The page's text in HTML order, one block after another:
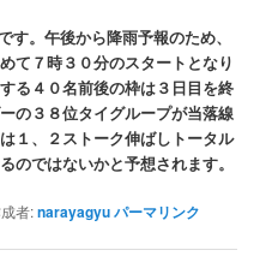
。午後から降雨予報のため、
て７時３０分のスタートとなり
る４０名前後の枠は３日目を終
の３８位タイグループが当落線
１、２ストーク伸ばしトータル
のではないかと予想されます。
者:narayagyuパーマリンク